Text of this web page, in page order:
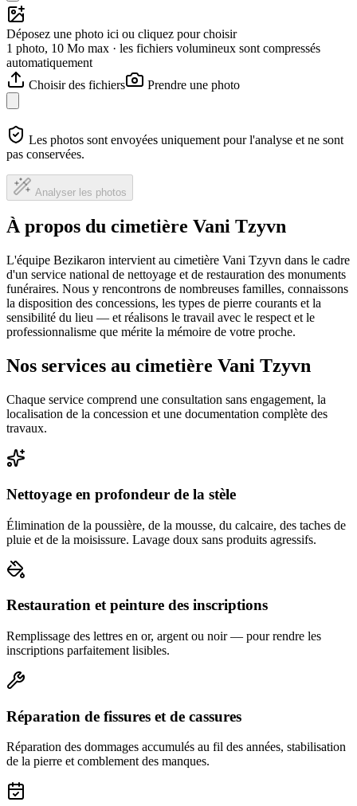
Déposez une photo ici ou cliquez pour choisir
1 photo, 10 Mo max · les fichiers volumineux sont compressés
automatiquement
Choisir des fichiers
Prendre une photo
Les photos sont envoyées uniquement pour l'analyse et ne sont
pas conservées.
Analyser les photos
À propos du cimetière Vani Tzyvn
L'équipe Bezikaron intervient au cimetière Vani Tzyvn dans le cadre
d'un service national de nettoyage et de restauration des monuments
funéraires. Nous y rencontrons de nombreuses familles, connaissons
la disposition des concessions, les types de pierre courants et la
sensibilité du lieu — et réalisons le travail avec le respect et le
professionnalisme que mérite la mémoire de votre proche.
Nos services au cimetière Vani Tzyvn
Chaque service comprend une consultation sans engagement, la
localisation de la concession et une documentation complète des
travaux.
Nettoyage en profondeur de la stèle
Élimination de la poussière, de la mousse, du calcaire, des taches de
pluie et de la moisissure. Lavage doux sans produits agressifs.
Restauration et peinture des inscriptions
Remplissage des lettres en or, argent ou noir — pour rendre les
inscriptions parfaitement lisibles.
Réparation de fissures et de cassures
Réparation des dommages accumulés au fil des années, stabilisation
de la pierre et comblement des manques.